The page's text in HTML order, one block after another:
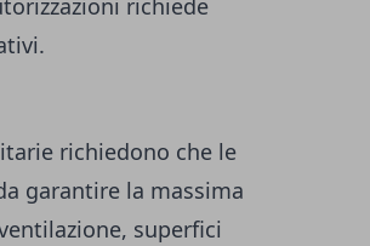
richiede
richiedono che le
garantire la massima
superfici